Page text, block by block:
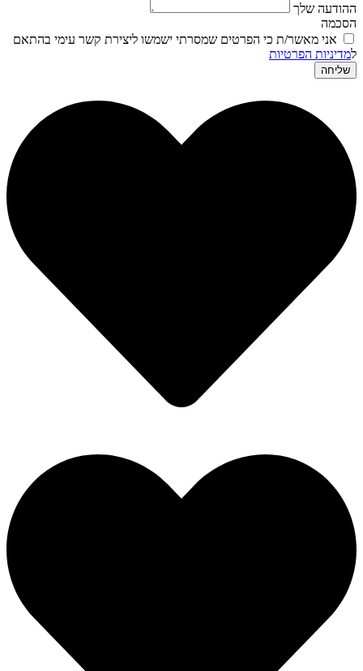
ההודעה שלך
הסכמה
אני מאשר/ת כי הפרטים שמסרתי ישמשו ליצירת קשר עימי בהתאם
למדיניות הפרטיות
שליחה